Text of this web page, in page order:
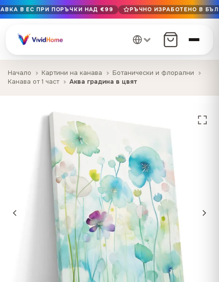
Безплатна доставка в ЕС при поръчки над €99
Ръчно изработено в България · Доставка 1–7 дни в ЕС
12+ години на майсторство · Само първокласни
В ЕС ПРИ ПОРЪЧКИ НАД €99 РЪЧНО ИЗРАБОТЕНО В
Начало Картини на канава
Ботанически и флорални
Канава от 1 част
Аква градина в цвят